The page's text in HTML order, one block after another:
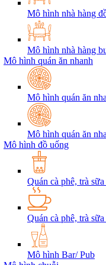
Mô hình nhà hàng
Mô hình nhà hàng
Mô hình quán ăn nhanh
Mô hình quán ăn
Mô hình quán ăn
Mô hình đồ uống
Quán cà phê, trà
Quán cà phê, trà sữa
Mô hình Bar/ Pub